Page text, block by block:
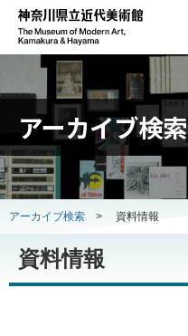
アーカイブ検索
アーカイブ検索 > 資料情報
資料情報